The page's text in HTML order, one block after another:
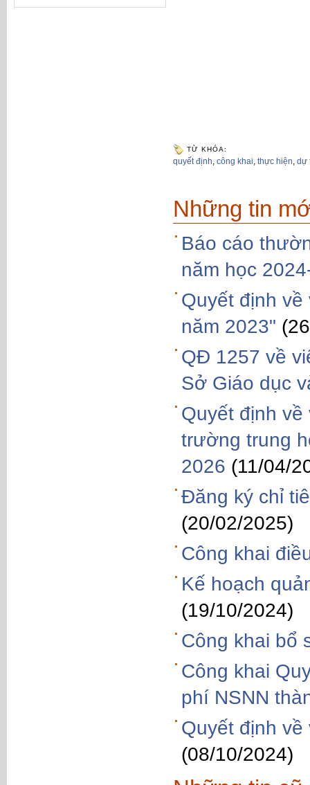
TỪ KHÓA:
quyết định, công khai, thực hiện, dự
Những tin
Báo cáo
năm học
Quyết định
năm 2023"
QĐ 1257 về
Sở Giáo dục
Quyết định
trường trung
2026 (11/04/
Đăng ký chỉ
(20/02/2025)
Công khai
Kế hoạch
(19/10/2024)
Công khai bổ
Công khai
phí NSNN
Quyết định
(08/10/2024)